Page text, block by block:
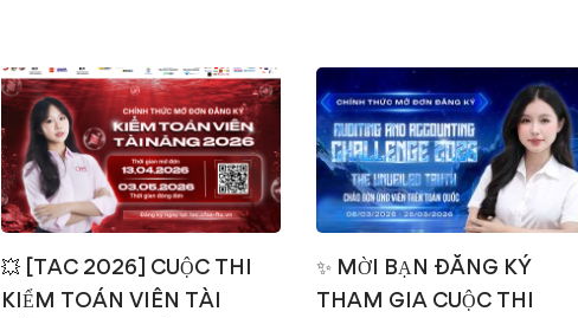
💥 [TAC 2026] CUỘC THI
KIỂM TOÁN VIÊN TÀI
✨ MỜI BẠN ĐĂNG KÝ
THAM GIA CUỘC THI